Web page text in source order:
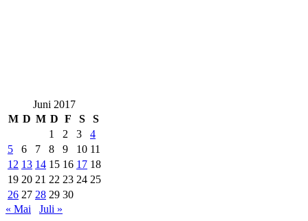
Juni 2017
M D M D F S
S
1
2 3
4
5
6 7 8 9 10 11
12 13 14 15 16 17 18
19 20 21 22 23 24 25
26 27 28 29 30
« Mai
Juli »